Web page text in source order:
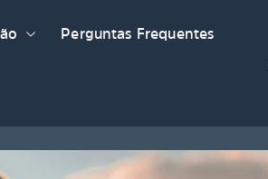
Perguntas Frequentes